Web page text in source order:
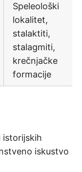
Speleološki
lokalitet,
stalaktiti,
stalagmiti,
krečnjačke
formacije
istorijskih
iskustvo